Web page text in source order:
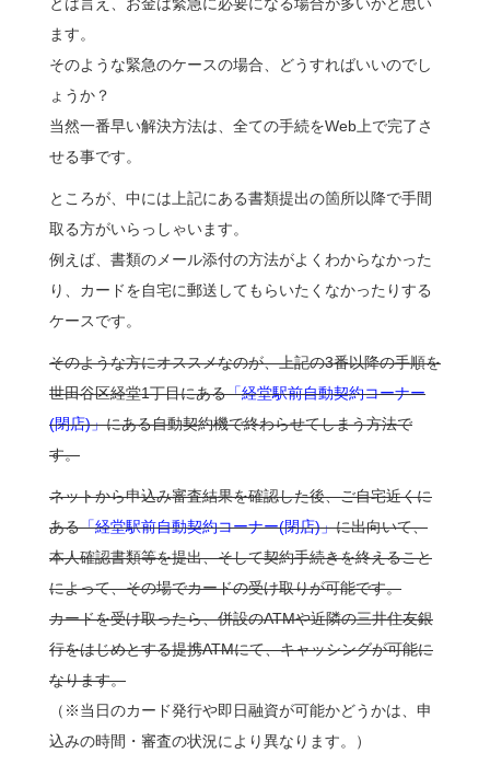
ます。
そのような緊急のケースの場合、どうすればいいのでし
ょうか？
当然一番早い解決方法は、全ての手続をWeb上で完了さ
せる事です。
ところが、中には上記にある書類提出の箇所以降で手間
取る方がいらっしゃいます。
例えば、書類のメール添付の方法がよくわからなかった
り、カードを自宅に郵送してもらいたくなかったりする
ケースです。
そのような方にオススメなのが、上記の3番以降の手順を
世田谷区経堂1丁目にある「経堂駅前自動契約コーナー
(閉店)」にある自動契約機で終わらせてしまう方法で
す。
ネットから申込み審査結果を確認した後、ご自宅近くに
ある「経堂駅前自動契約コーナー(閉店)」に出向いて、
本人確認書類等を提出、そして契約手続きを終えること
によって、その場でカードの受け取りが可能です。
カードを受け取ったら、併設のATMや近隣の三井住友銀
行をはじめとする提携ATMにて、キャッシングが可能に
なります。
（※当日のカード発行や即日融資が可能かどうかは、申
込みの時間・審査の状況により異なります。）